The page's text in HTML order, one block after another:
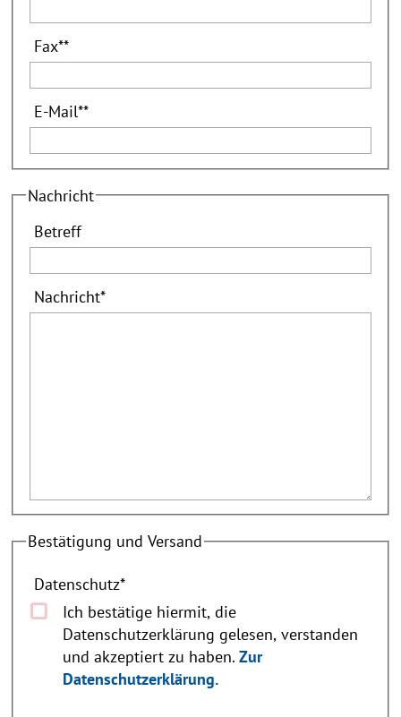
Fax**
E-Mail**
Nachricht
Betreff
Nachricht*
Bestätigung und Versand
Datenschutz*
Ich bestätige hiermit, die
Datenschutzerklärung gelesen, verstanden
und akzeptiert zu haben. Zur
Datenschutzerklärung.